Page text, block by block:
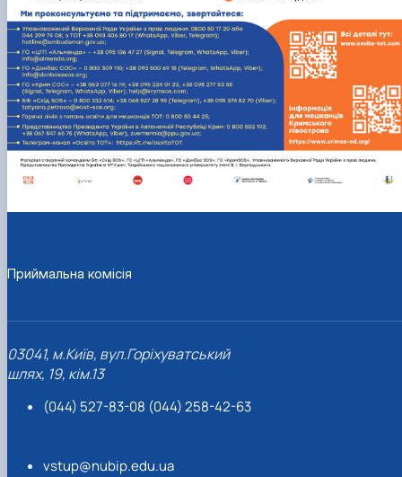
Приймальна комісія
03041, м.Київ, вул.Горіхуватський
шлях, 19, кім.13
(044) 527-83-08 (044) 258-42-63
vstup@nubip.edu.ua